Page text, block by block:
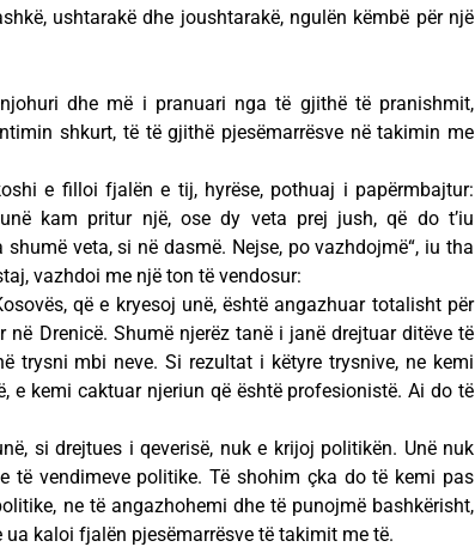
ushtarakë dhe joushtarakë, ngulën këmbë për një
dhe më i pranuari nga të gjithë të pranishmit,
shkurt, të të gjithë pjesëmarrësve në takimin me
e filloi fjalën e tij, hyrëse, pothuaj i papërmbajtur:
kam pritur një, ose dy veta prej jush, që do t’iu
veta, si në dasmë. Nejse, po vazhdojmë“, iu tha
vazhdoi me një ton të vendosur:
që e kryesoj unë, është angazhuar totalisht për
Drenicë. Shumë njerëz tanë i janë drejtuar ditëve të
trysni mbi neve. Si rezultat i këtyre trysnive, ne kemi
e kemi caktuar njeriun që është profesionistë. Ai do të
si drejtues i qeverisë, nuk e krijoj politikën. Unë nuk
të vendimeve politike. Të shohim çka do të kemi pas
ne të angazhohemi dhe të punojmë bashkërisht,
kaloi fjalën pjesëmarrësve të takimit me të.